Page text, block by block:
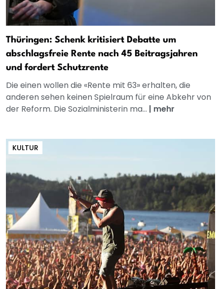
Thüringen: Schenk kritisiert Debatte um
abschlagsfreie Rente nach 45 Beitragsjahren
und fordert Schutzrente
Die einen wollen die «Rente mit 63» erhalten, die
anderen sehen keinen Spielraum für eine Abkehr von
der Reform. Die Sozialministerin ma... | mehr
KULTUR